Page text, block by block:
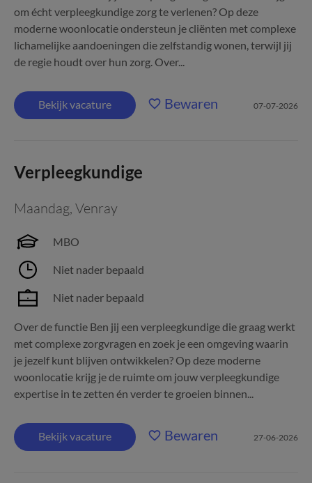
om écht verpleegkundige zorg te verlenen? Op deze
moderne woonlocatie ondersteun je cliënten met complexe
lichamelijke aandoeningen die zelfstandig wonen, terwijl jij
de regie houdt over hun zorg. Over...
Bekijk vacature Bewaren 07-07-2026
Verpleegkundige
Maandag, Venray
MBO
Niet nader bepaald
Niet nader bepaald
Over de functie Ben jij een verpleegkundige die graag werkt
met complexe zorgvragen en zoek je een omgeving waarin
je jezelf kunt blijven ontwikkelen? Op deze moderne
woonlocatie krijg je de ruimte om jouw verpleegkundige
expertise in te zetten én verder te groeien binnen...
Bekijk vacature Bewaren 27-06-2026